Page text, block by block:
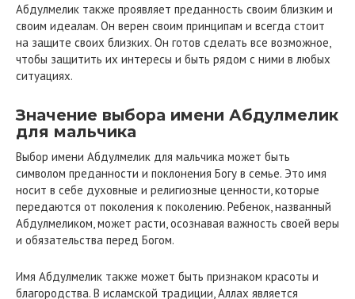
Абдулмелик также проявляет преданность своим близким и
своим идеалам. Он верен своим принципам и всегда стоит
на защите своих близких. Он готов сделать все возможное,
чтобы защитить их интересы и быть рядом с ними в любых
ситуациях.
Значение выбора имени Абдулмелик
для мальчика
Выбор имени Абдулмелик для мальчика может быть
символом преданности и поклонения Богу в семье. Это имя
носит в себе духовные и религиозные ценности, которые
передаются от поколения к поколению. Ребенок, названный
Абдулмеликом, может расти, осознавая важность своей веры
и обязательства перед Богом.
Имя Абдулмелик также может быть признаком красоты и
благородства. В исламской традиции, Аллах является